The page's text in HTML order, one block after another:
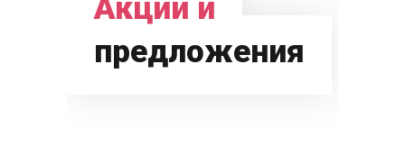
Акции и
предложения